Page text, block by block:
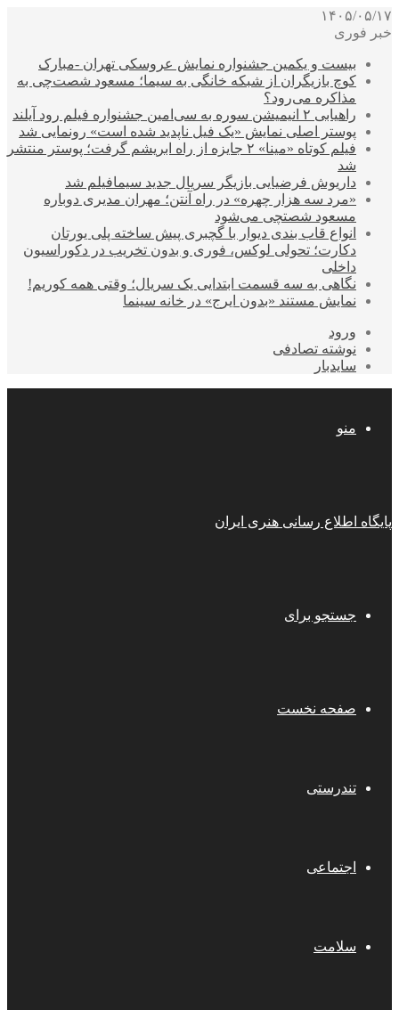
۱۴۰۵/۰۵/۱۷
خبر فوری
بیست و یکمین جشنواره نمایش عروسکی تهران -مبارک
کوچ بازیگران از شبکه خانگی به سیما؛ مسعود شصت‌چی به
مذاکره می‌رود؟
راهیابی ۲ انیمیشن سوره به سی‌امین جشنواره فیلم رود آیلند
پوستر اصلی نمایش «یک فیل ناپدید شده است» رونمایی شد
فیلم کوتاه «مینا» ۲ جایزه از راه ابریشم گرفت؛ پوستر منتشر
شد
داریوش فرضیایی بازیگر سریال جدید سیمافیلم شد
«مرد سه هزار چهره» در راه آنتن؛ مهران مدیری دوباره
مسعود شصتچی می‌شود
انواع قاب بندی دیوار با گچبری پیش ساخته پلی یورتان
دکارت؛ تحولی لوکس، فوری و بدون تخریب در دکوراسیون
داخلی
نگاهی به سه قسمت ابتدایی یک سریال؛ وقتی همه کوریم!
نمایش مستند «بدون ایرج» در خانه سینما
ورود
نوشته تصادفی
سایدبار
منو
پایگاه اطلاع رسانی هنری ایران
جستجو برای
صفحه نخست
تندرستی
اجتماعی
سلامت